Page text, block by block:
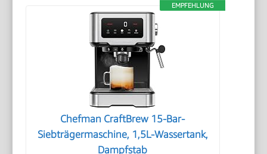
EMPFEHLUNG
Chefman CraftBrew 15-Bar-
Siebträgermaschine, 1,5L-Wassertank,
Dampfstab